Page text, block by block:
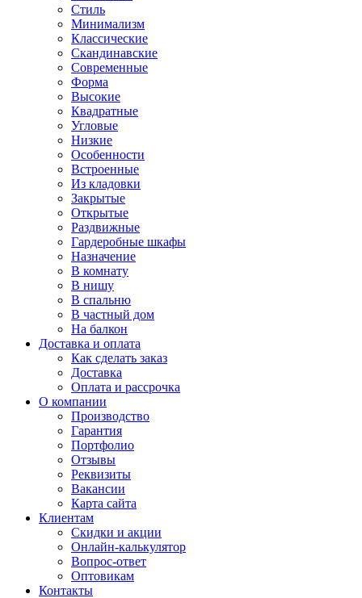
Стиль
Минимализм
Классические
Скандинавские
Современные
Форма
Высокие
Квадратные
Угловые
Низкие
Особенности
Встроенные
Из кладовки
Закрытые
Открытые
Раздвижные
Гардеробные шкафы
Назначение
В комнату
В нишу
В спальню
В частный дом
На балкон
Доставка и оплата
Как сделать заказ
Доставка
Оплата и рассрочка
О компании
Производство
Гарантия
Портфолио
Отзывы
Реквизиты
Вакансии
Карта сайта
Клиентам
Скидки и акции
Онлайн-калькулятор
Вопрос-ответ
Оптовикам
Контакты